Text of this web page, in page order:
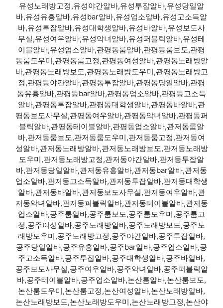
유성노래방고정,유성야간알바,유성투잡알바,유성당일알
바,유성유흥알바,유성bar알바,유성업소알바,유성고소득알
바,유성투잡알바,유성대학생알바,유성바알바,유성보도사
무실,유성여우알바,유성악녀알바,유성퍼블릭알바,유성테
이블알바,유성업소알바,관평동룸알바,관평동룸보도,관평
동룸도우미,관평동룸고정,관평동여성알바,관평동노래방알
바,관평동노래방보도,관평동노래방도우미,관평동노래방고
정,관평동야간알바,관평동투잡알바,관평동당일알바,관평
동유흥알바,관평동bar알바,관평동업소알바,관평동고소득
알바,관평동투잡알바,관평동대학생알바,관평동바알바,관
평동보도사무실,관평동여우알바,관평동악녀알바,관평동퍼
블릭알바,관평동테이블알바,관평동업소알바,관저동룸알
바,관저동룸보도,관저동룸도우미,관저동룸고정,관저동여
성알바,관저동노래방알바,관저동노래방보도,관저동노래방
도우미,관저동노래방고정,관저동야간알바,관저동투잡알
바,관저동당일알바,관저동유흥알바,관저동bar알바,관저동
업소알바,관저동고소득알바,관저동투잡알바,관저동대학생
알바,관저동바알바,관저동보도사무실,관저동여우알바,관
저동악녀알바,관저동퍼블릭알바,관저동테이블알바,관저동
업소알바,공주룸알바,공주룸보도,공주룸도우미,공주룸고
정,공주여성알바,공주노래방알바,공주노래방보도,공주노
래방도우미,공주노래방고정,공주야간알바,공주투잡알바,
공주당일알바,공주유흥알바,공주bar알바,공주업소알바,공
주고소득알바,공주투잡알바,공주대학생알바,공주바알바,
공주보도사무실,공주여우알바,공주악녀알바,공주퍼블릭알
바,공주테이블알바,공주업소알바,논산룸알바,논산룸보도,
논산룸도우미,논산룸고정,논산여성알바,논산노래방알바,
논산노래방보도,논산노래방도우미,논산노래방고정,논산야